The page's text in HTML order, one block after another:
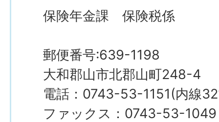
保険年金課 保険税係
郵便番号:639-1198
大和郡山市北郡山町248-4
電話：0743-53-1151(内線
ファックス：0743-53-1049